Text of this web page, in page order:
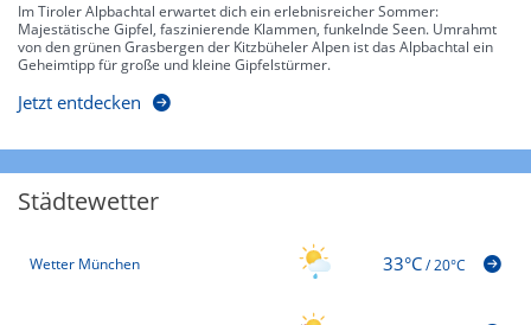
Im Tiroler Alpbachtal erwartet dich ein erlebnisreicher Sommer:
Majestätische Gipfel, faszinierende Klammen, funkelnde Seen. Umrahmt
von den grünen Grasbergen der Kitzbüheler Alpen ist das Alpbachtal ein
Geheimtipp für große und kleine Gipfelstürmer.
Jetzt entdecken
Städtewetter
Wetter München 33°C/20°C